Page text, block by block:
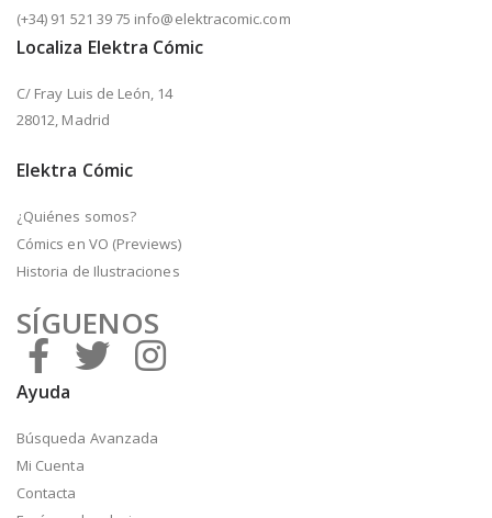
(+34) 91 521 39 75 info@elektracomic.com
Localiza Elektra Cómic
C/ Fray Luis de León, 14
28012, Madrid
Elektra Cómic
¿Quiénes somos?
Cómics en VO (Previews)
Historia de Ilustraciones
SÍGUENOS
Ayuda
Búsqueda Avanzada
Mi Cuenta
Contacta